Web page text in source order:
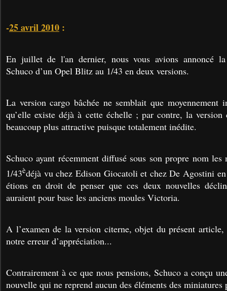
-25 avril 2010 :
En juillet de l'an dernier, nous vous avions annoncé
Schuco d’un Opel Blitz au 1/43 en deux versions.
La version cargo bâchée ne semblait que moyennement
qu’elle existe déjà à cette échelle ; par contre, la
beaucoup plus attractive puisque totalement inédite.
Schuco ayant récemment diffusé sous son propre nom
1/43èdéjà vu chez Edison Giocatoli et chez De Agostini
étions en droit de penser que ces deux nouvelles
auraient pour base les anciens moules Victoria.
A l’examen de la version citerne, objet du présent
notre erreur d’appréciation...
Contrairement à ce que nous pensions, Schuco a conçu
nouvelle qui ne reprend aucun des éléments des miniatures